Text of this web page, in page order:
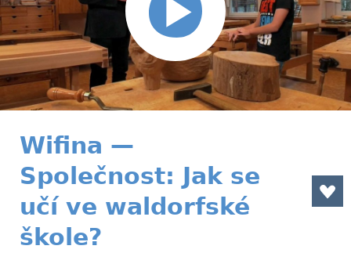
Wifina —
Společnost: Jak se
učí ve waldorfské
škole?